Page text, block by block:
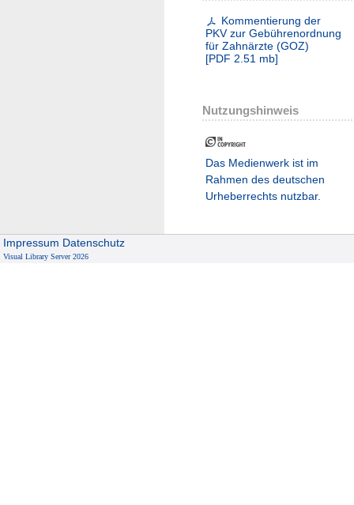
Kommentierung der
PKV zur Gebührenordnung
für Zahnärzte (GOZ)
[PDF 2.51 mb]
Nutzungshinweis
Das Medienwerk ist im
Rahmen des deutschen
Urheberrechts nutzbar.
Impressum Datenschutz
Visual Library Server 2026